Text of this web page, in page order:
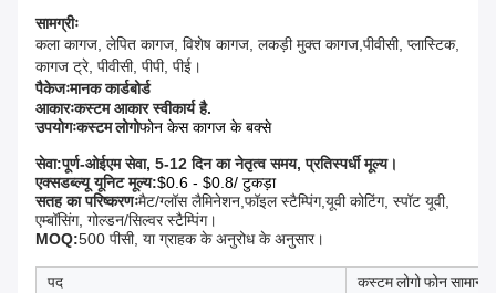
सामग्रीः
कला कागज, लेपित कागज, विशेष कागज, लकड़ी मुक्त कागज,पीवीसी, प्लास्टिक,
कागज ट्रे, पीवीसी, पीपी, पीई।
पैकेजःमानक कार्डबोर्ड
आकारःकस्टम आकार स्वीकार्य है.
उपयोगःकस्टम लोगोफोन केस कागज के बक्से
सेवा:पूर्ण-ओईएम सेवा, 5-12 दिन का नेतृत्व समय, प्रतिस्पर्धी मूल्य।
एक्सडब्ल्यू यूनिट मूल्य:$0.6 - $0.8/ टुकड़ा
सतह का परिष्करणःमैट/ग्लॉस लैमिनेशन,फॉइल स्टैम्पिंग,यूवी कोटिंग, स्पॉट यूवी,
एम्बॉसिंग, गोल्डन/सिल्वर स्टैम्पिंग।
MOQ:500 पीसी, या ग्राहक के अनुरोध के अनुसार।
पद
कस्टम लोगो फोन सामान